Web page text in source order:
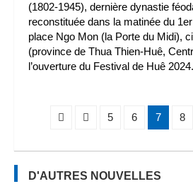
(1802-1945), dernière dynastie
reconstituée dans la matinée du
place Ngo Mon (la Porte du Midi),
(province de Thua Thien-Huê,
l’ouverture du Festival de Huê 2024.
5 6 7 8
D'AUTRES NOUVELLES